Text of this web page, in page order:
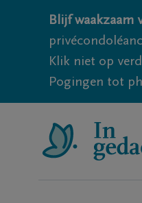
Blijf
Klik niet op
Pogingen tot